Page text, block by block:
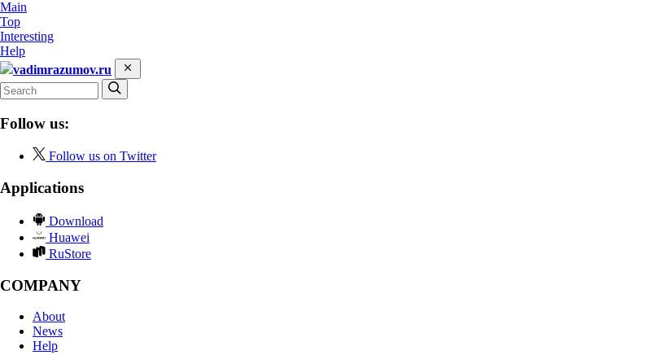
Main
Top
Interesting
Help
vadimrazumov.ru
Follow us:
Follow us on Twitter
Applications
Download
Huawei
RuStore
COMPANY
About
News
Help